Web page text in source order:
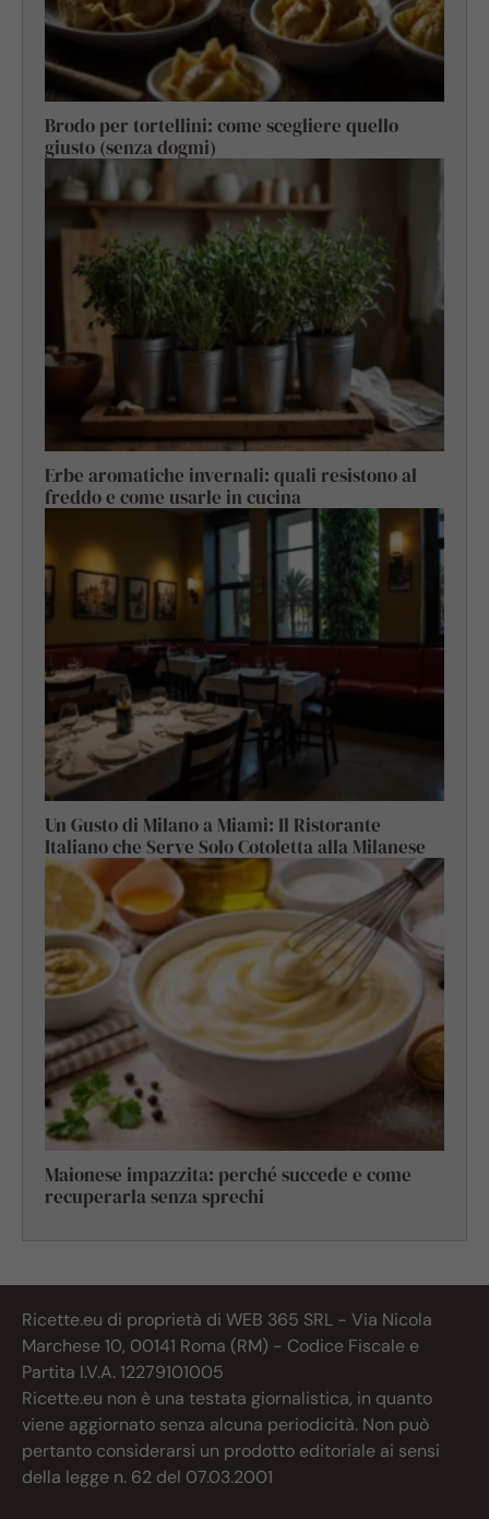
Brodo per tortellini: come scegliere quello
giusto (senza dogmi)
Erbe aromatiche invernali: quali resistono al
freddo e come usarle in cucina
Un Gusto di Milano a Miami: Il Ristorante
Italiano che Serve Solo Cotoletta alla Milanese
Maionese impazzita: perché succede e come
recuperarla senza sprechi
Ricette.eu di proprietà di WEB 365 SRL - Via Nicola
Marchese 10, 00141 Roma (RM) - Codice Fiscale e
Partita I.V.A. 12279101005
Ricette.eu non è una testata giornalistica, in quanto
viene aggiornato senza alcuna periodicità. Non può
pertanto considerarsi un prodotto editoriale ai sensi
della legge n. 62 del 07.03.2001